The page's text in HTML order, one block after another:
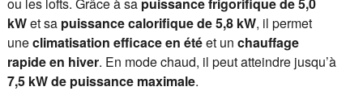
kWet sa puissance calorifique de 5,8 kW, il permet
uneclimatisation efficace en étéet un chauffage
rapide en hiver. En mode chaud, il peut atteindre jusqu’à
7,5 kW de puissance maximale.